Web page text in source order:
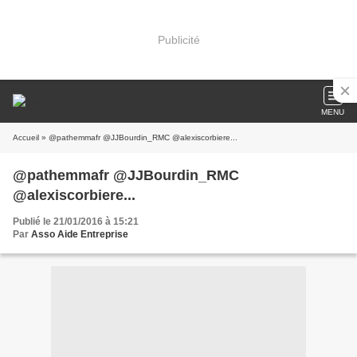
Publicité
MENU
Accueil » @pathemmafr @JJBourdin_RMC @alexiscorbiere...
@pathemmafr @JJBourdin_RMC
@alexiscorbiere...
Publié le 21/01/2016 à 15:21
Par Asso Aide Entreprise